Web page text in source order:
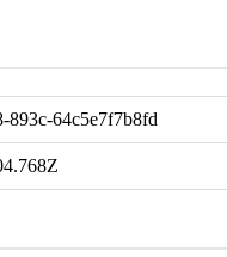
893c-64c5e7f7b8fd